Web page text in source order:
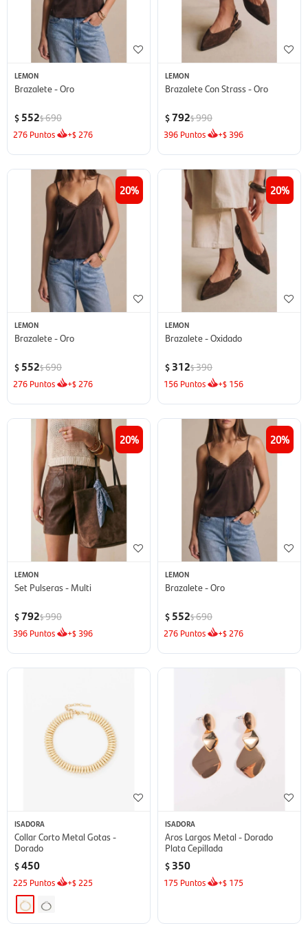
LEMON
Brazalete - Oro
$ 552$690
276 Puntos +$ 276
LEMON
Brazalete Con Strass - Oro
$792$990
396 Puntos +$ 396
20
LEMON
Brazalete - Oro
$ 552$690
276 Puntos +$ 276
20
LEMON
Brazalete - Oxidado
$ 312$390
156 Puntos +$ 156
20
LEMON
Set Pulseras - Multi
$792$990
396 Puntos +$ 396
20
LEMON
Brazalete - Oro
$ 552$690
276 Puntos +$ 276
ISADORA
Collar Corto Metal Gotas -
Dorado
$450
225 Puntos +$ 225
ISADORA
Aros Largos Metal - Dorado
Plata Cepillada
$ 350
175 Puntos +$ 175